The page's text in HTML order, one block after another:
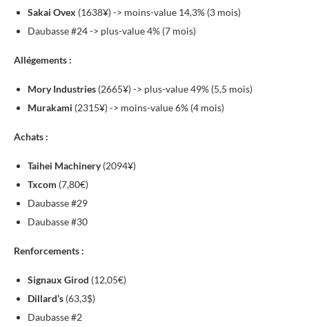
Sakai Ovex (1638¥) -> moins-value 14,3% (3 mois)
Daubasse #24 -> plus-value 4% (7 mois)
Allégements :
Mory Industries (2665¥) -> plus-value 49% (5,5 mois)
Murakami (2315¥) -> moins-value 6% (4 mois)
Achats :
Taihei Machinery(2094¥)
Txcom (7,80€)
Daubasse #29
Daubasse #30
Renforcements :
Signaux Girod (12,05€)
Dillard’s (63,3$)
Daubasse #2